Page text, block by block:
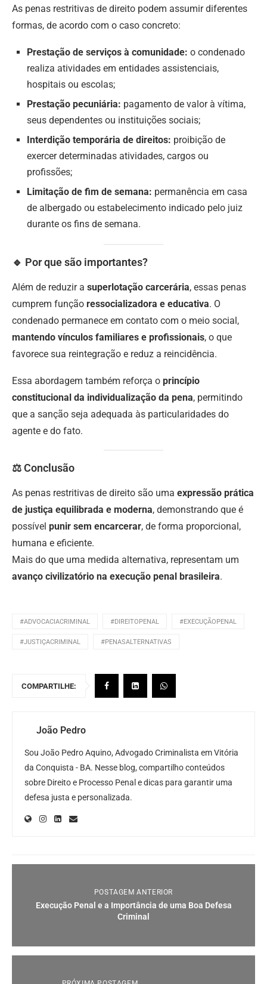
As penas restritivas de direito podem assumir diferentes
formas, de acordo com o caso concreto:
Prestação de serviços à comunidade: o condenado
realiza atividades em entidades assistenciais,
hospitais ou escolas;
Prestação pecuniária: pagamento de valor à vítima,
seus dependentes ou instituições sociais;
Interdição temporária de direitos: proibição de
exercer determinadas atividades, cargos ou
profissões;
Limitação de fim de semana: permanência em casa
de albergado ou estabelecimento indicado pelo juiz
durante os fins de semana.
🔹 Por que são importantes?
Além de reduzir a superlotação carcerária, essas penas
cumprem função ressocializadora e educativa. O
condenado permanece em contato com o meio social,
mantendo vínculos familiares e profissionais, o que
favorece sua reintegração e reduz a reincidência.
Essa abordagem também reforça o princípio
constitucional da individualização da pena, permitindo
que a sanção seja adequada às particularidades do
agente e do fato.
⚖️ Conclusão
As penas restritivas de direito são uma expressão prática
de justiça equilibrada e moderna, demonstrando que é
possível punir sem encarcerar, de forma proporcional,
humana e eficiente.
Mais do que uma medida alternativa, representam um
avanço civilizatório na execução penal brasileira.
#ADVOCACIACRIMINAL #DIREITOPENAL #EXECUÇÃOPENAL
#JUSTIÇACRIMINAL #PENASALTERNATIVAS
COMPARTILHE:
João Pedro
Sou João Pedro Aquino, Advogado Criminalista em Vitória
da Conquista - BA. Nesse blog, compartilho conteúdos
sobre Direito e Processo Penal e dicas para garantir uma
defesa justa e personalizada.
POSTAGEM ANTERIOR
Execução Penal e a Importância de uma Boa Defesa
Criminal